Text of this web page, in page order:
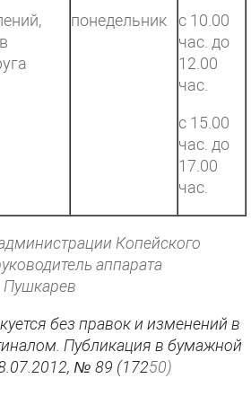
понедельник
с 10.00
час. до
12.00
час.
с 15.00
час. до
17.00
час.
Копейского
аппарата
без правок и изменений в
Публикация в бумажной
№ 89 (17250)